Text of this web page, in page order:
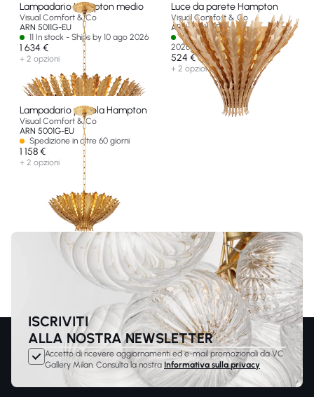
Lampadario Hampton medio
Visual Comfort & Co
ARN 5011G-EU
11 In stock - Ships by 10 ago 2026
1 634 €
+ 2 opzioni
Luce da parete Hampton
Visual Comfort & Co
ARN 2001G-EU
4 In stock - Ships by 01 ago
2026
524 €
+ 2 opzioni
Lampadario piccola Hampton
Visual Comfort & Co
ARN 5001G-EU
Spedizione in oltre 60 giorni
1 158 €
+ 2 opzioni
ISCRIVITI
ALLA NOSTRA NEWSLETTER
Accetto di ricevere aggiornamenti ed e-mail promozionali da VC
Gallery Milan. Consulta la nostra Informativa sulla privacy